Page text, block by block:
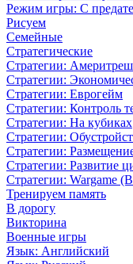
Режим игры: С
Рисуем
Семейные
Стратегические
Стратегии: Америтреш
Стратегии:
Стратегии: Еврогейм
Стратегии: Контроль
Стратегии: На кубиках
Стратегии:
Стратегии:
Стратегии: Развитие
Стратегии: Wargame
Тренируем память
В дорогу
Викторина
Военные игры
Язык: Английский